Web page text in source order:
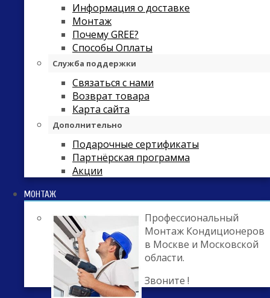
Информация о доставке
Монтаж
Почему GREE?
Способы Оплаты
Служба поддержки
Связаться с нами
Возврат товара
Карта сайта
Дополнительно
Подарочные сертификаты
Партнёрская программа
Акции
МОНТАЖ
Профессиональный
Монтаж Кондиционеров
в Москве и Московской
области.
Звоните !